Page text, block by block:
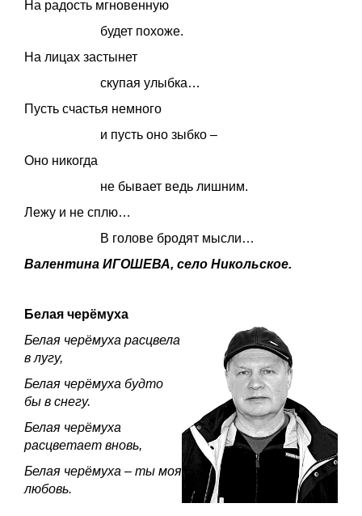
На радость мгновенную
будет похоже.
На лицах застынет
скупая улыбка…
Пусть счастья немного
и пусть оно зыбко –
Оно никогда
не бывает ведь лишним.
Лежу и не сплю…
В голове бродят мысли…
Валентина ИГОШЕВА, село Никольское.
Белая черёмуха
Белая черёмуха расцвела
в лугу,
Белая черёмуха будто
бы в снегу.
Белая черёмуха
расцветает вновь,
Белая черёмуха – ты моя
любовь.